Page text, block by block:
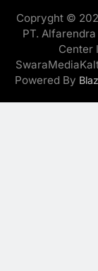
Copryght ©
PT.
Center
Powered By